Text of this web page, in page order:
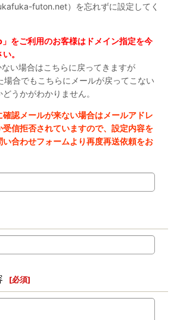
futon.net）を忘れずに設定してく
をご利用のお客様はドメイン指定を今
。
い場合はこちらに戻ってきますが
合でもこちらにメールが戻ってこない
うかがわかりません。
確認メールが来ない場合はメールアドレ
受信拒否されていますので、設定内容を
合わせフォームより再度再送依頼をお
[必須]